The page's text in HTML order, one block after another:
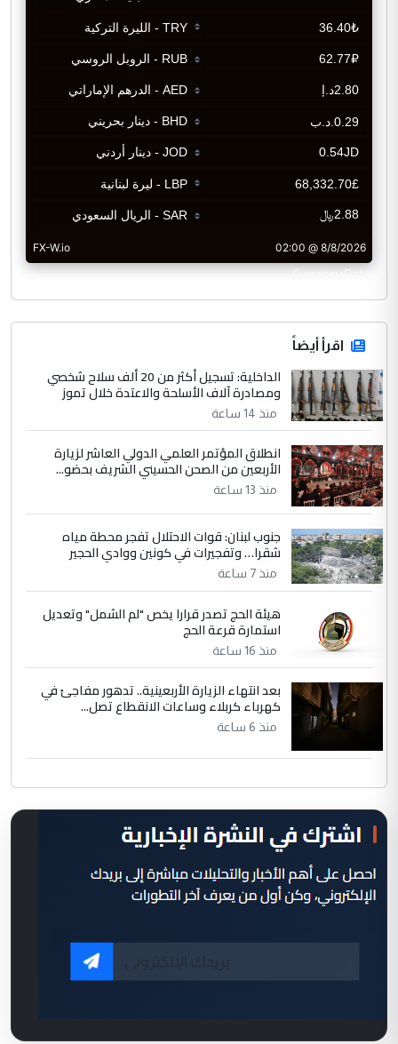
CurrencyRate
اقرأ أيضاً
الداخلية: تسجيل أكثر من 20 ألف سلاح شخصي
ومصادرة آلاف الأسلحة والاعتدة خلال تموز
منذ 14 ساعة
انطلاق المؤتمر العلمي الدولي العاشر لزيارة
الأربعين من الصحن الحسيني الشريف بحضو...
منذ 13 ساعة
جنوب لبنان: قوات الاحتلال تفجر محطة مياه
شقرا… وتفجيرات في كونين ووادي الحجير
منذ 7 ساعة
هيئة الحج تصدر قرارا يخص "لم الشمل" وتعديل
استمارة قرعة الحج
منذ 16 ساعة
بعد انتهاء الزيارة الأربعينية.. تدهور مفاجئ في
كهرباء كربلاء وساعات الانقطاع تصل...
منذ 6 ساعة